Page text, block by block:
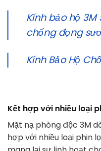
Kính bảo hộ 3M
chống đọng
Kính Bảo Hộ
Kết hợp với nhiều loại
Mặt nạ phòng độc 3M
hợp với nhiều loại phin